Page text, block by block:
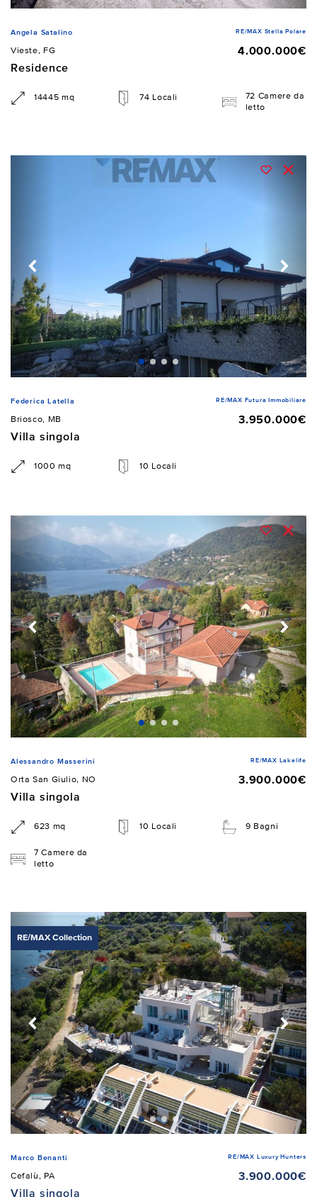
Angela Satalino RE/MAX Stella Polare
Vieste, FG
4.000.000€
Residence
14445 mq 74 Locali
72 Camere da
letto
Federica Latella RE/MAX Futura Immobiliare
Briosco, MB
3.950.000€
Villa singola
1000 mq 10 Locali
Alessandro Masserini RE/MAX Lakelife
Orta San Giulio, NO
3.900.000€
Villa singola
623 mq 10 Locali 9 Bagni
7 Camere da
letto
RE/MAX Collection
Marco Benanti RE/MAX Luxury Hunters
Cefalù, PA
3.900.000€
Villa singola